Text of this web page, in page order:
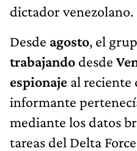
dictador venezolano.
Desde agosto, el
trabajando desde
espionaje al reciente
informante
mediante los datos
tareas del Delta